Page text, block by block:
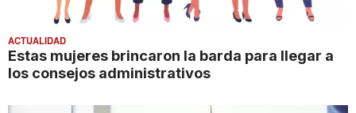
ACTUALIDAD
Estas mujeres brincaron la barda para llegar a
los consejos administrativos